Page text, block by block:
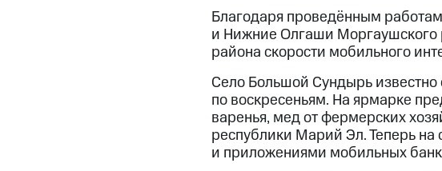
Благодаря проведённым
и Нижние Олгаши Моргаушского
района скорости мобильного
Село Большой Сундырь известно
по воскресеньям. На ярмарке
варенья, мед от фермерских
республики Марий Эл. Теперь на
и приложениями мобильных